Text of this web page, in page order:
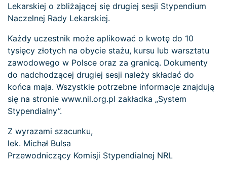
Lekarskiej o zbliżającej się drugiej sesji Stypendium
Naczelnej Rady Lekarskiej.
Każdy uczestnik może aplikować o kwotę do 10
tysięcy złotych na obycie stażu, kursu lub warsztatu
zawodowego w Polsce oraz za granicą. Dokumenty
do nadchodzącej drugiej sesji należy składać do
końca maja. Wszystkie potrzebne informacje znajdują
się na stronie www.nil.org.pl zakładka „System
Stypendialny”.
Z wyrazami szacunku,
lek. Michał Bulsa
Przewodniczący Komisji Stypendialnej NRL